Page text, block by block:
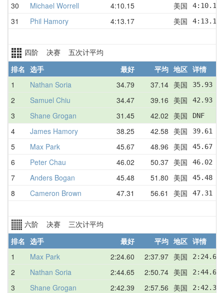
30 Michael Worrell 4:10.15 美国
31 Phil Hamory 4:13.17 美国 4:13.17
四阶 决赛 五次计平均
排名 选手 最好 平均 地区 详情
1
Nathan Soria 34.79 37.14 美国 35.93
2 Samuel Chiu 34.47 39.16 美国 42.93
3 Shane Grogan 31.45 42.02 美国 DNF
4 James Hamory 38.25 42.58 美国 39.61
5 Max Park 45.67 48.96 美国 45.67
6 Peter Chau 46.02 50.37 美国 46.02
7 Anders Bogan 45.48 51.80 美国 45.48
8 Cameron Brown 47.31 56.61 美国 47.31
六阶 决赛 三次计平均
排名 选手 最好 平均 地区 详情
1
Max Park 2:24.60 2:37.97 美国
2 Nathan Soria 2:44.65 2:50.74 美国
3 Shane Grogan 2:42.39 2:57.56 美国